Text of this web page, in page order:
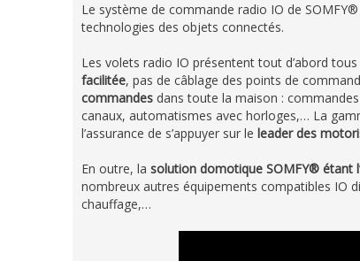
Le système de commande radio IO de
technologies des objets connectés.
Les volets radio IO présentent tout d’abord
facilitée, pas de câblage des points de
commandes dans toute la maison :
canaux, automatismes avec horloges,… La
l’assurance de s’appuyer sur le leader des
En outre, la solution domotique SOMFY® étant
nombreux autres équipements compatibles IO
chauffage,…